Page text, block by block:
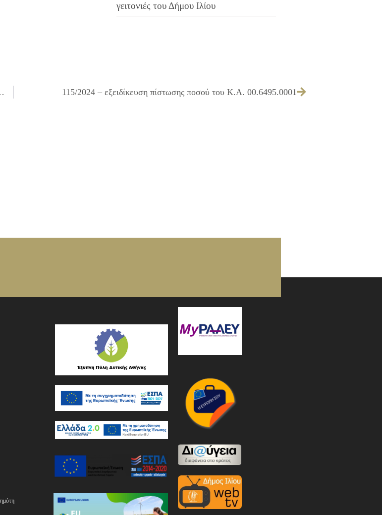
γειτονιές του Δήμου Ιλίου
αχρεωστήτως καταβληθέντος 115/2024 – εξειδίκευση πίστωσης ποσού του Κ.Α. 00.6495.0001